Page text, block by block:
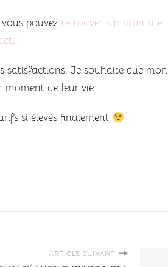
pouvez retrouver sur mon site
.
satisfactions. Je souhaite que mon
de leur vie.
si élevés finalement
ARTICLE SUIVANT